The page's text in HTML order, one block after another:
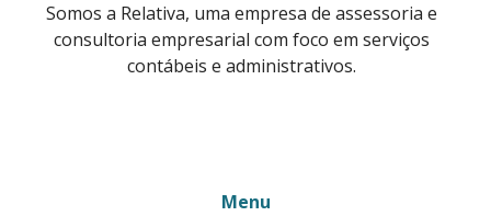
Somos a Relativa, uma empresa de assessoria e
consultoria empresarial com foco em serviços
contábeis e administrativos.
Menu